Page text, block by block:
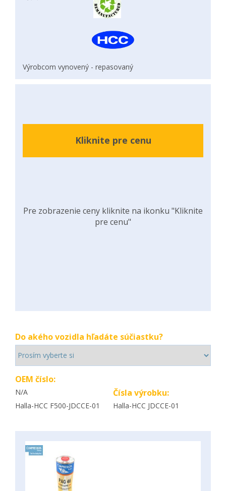
Výrobcom vynovený - repasovaný
Kliknite pre cenu
Pre zobrazenie ceny kliknite na ikonku "Kliknite
pre cenu"
Do akého vozidla hľadáte súčiastku?
OEM číslo:
N/A Čísla výrobku:
Halla-HCC F500-JDCCE-01 Halla-HCC JDCCE-01